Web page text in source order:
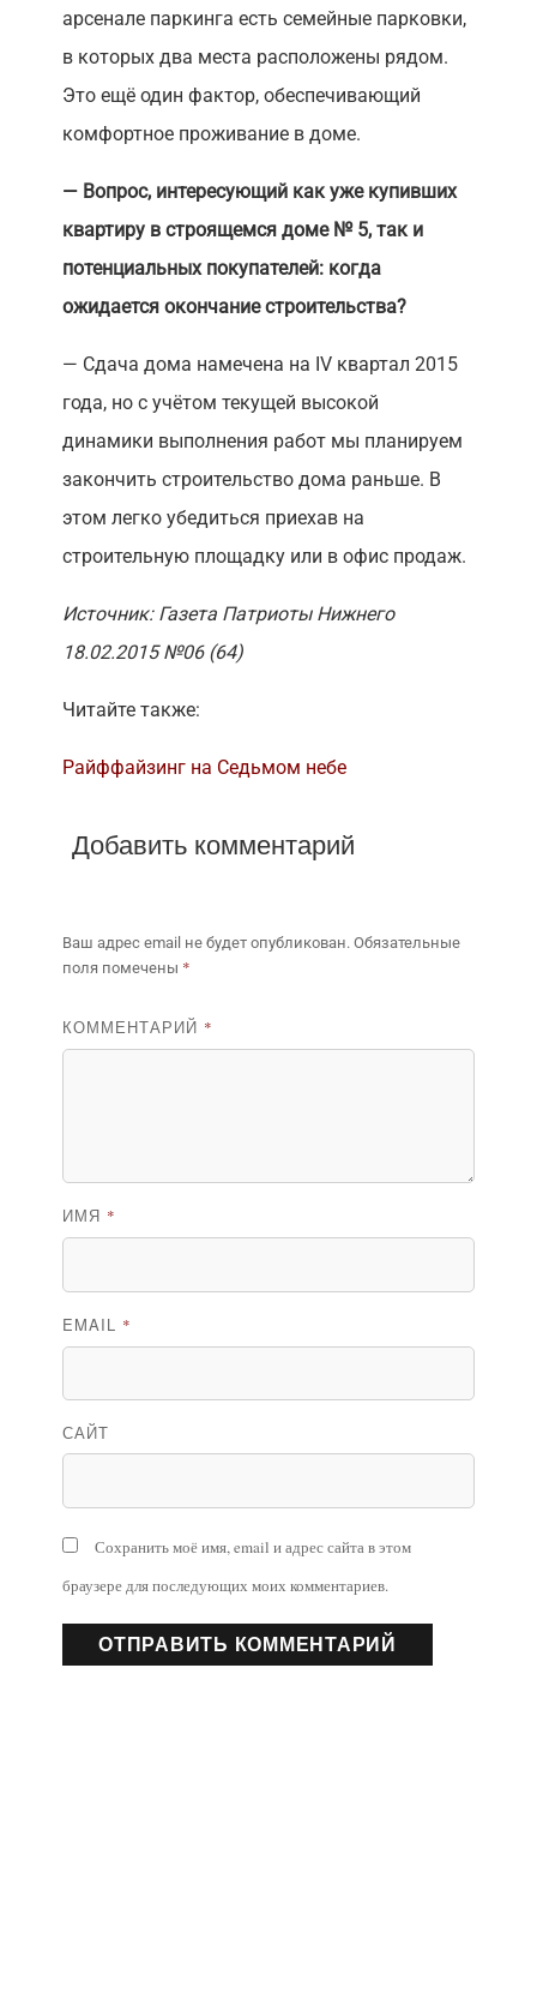
арсенале паркинга есть семейные парковки,
в которых два места расположены рядом.
Это ещё один фактор, обеспечивающий
комфортное проживание в доме.
— Вопрос, интересующий как уже купивших
квартиру в строящемся доме № 5, так и
потенциальных покупателей: когда
ожидается окончание строительства?
— Сдача дома намечена на IV квартал 2015
года, но с учётом текущей высокой
динамики выполнения работ мы планируем
закончить строительство дома раньше. В
этом легко убедиться приехав на
строительную площадку или в офис продаж.
Источник: Газета Патриоты Нижнего
18.02.2015 №06 (64)
Читайте также:
Райффайзинг на Седьмом небе
Добавить комментарий
Ваш адрес email не будет опубликован. Обязательные
поля помечены *
КОММЕНТАРИЙ *
ИМЯ *
EMAIL *
САЙТ
Сохранить моё имя, email и адрес сайта в этом
браузере для последующих моих комментариев.